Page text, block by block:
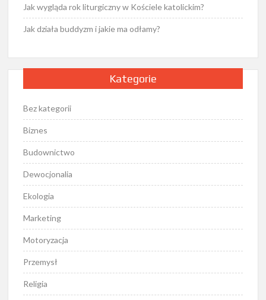
Jak wygląda rok liturgiczny w Kościele katolickim?
Jak działa buddyzm i jakie ma odłamy?
Kategorie
Bez kategorii
Biznes
Budownictwo
Dewocjonalia
Ekologia
Marketing
Motoryzacja
Przemysł
Religia